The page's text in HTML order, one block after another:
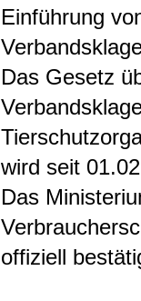
Einführung
Das Gesetz
wird seit
Das
offiziell